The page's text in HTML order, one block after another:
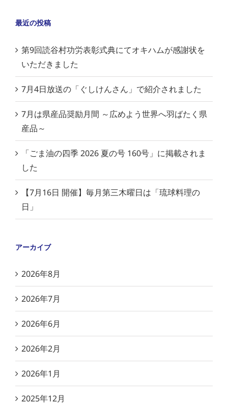
最近の投稿
第9回読谷村功労表彰式典にてオキハムが感謝状を
いただきました
7月4日放送の「ぐしけんさん」で紹介されました
7月は県産品奨励月間 ～広めよう世界へ羽ばたく県
産品～
「ごま油の四季 2026 夏の号 160号」に掲載されま
した
【7月16日 開催】毎月第三木曜日は「琉球料理の
日」
アーカイブ
2026年8月
2026年7月
2026年6月
2026年2月
2026年1月
2025年12月